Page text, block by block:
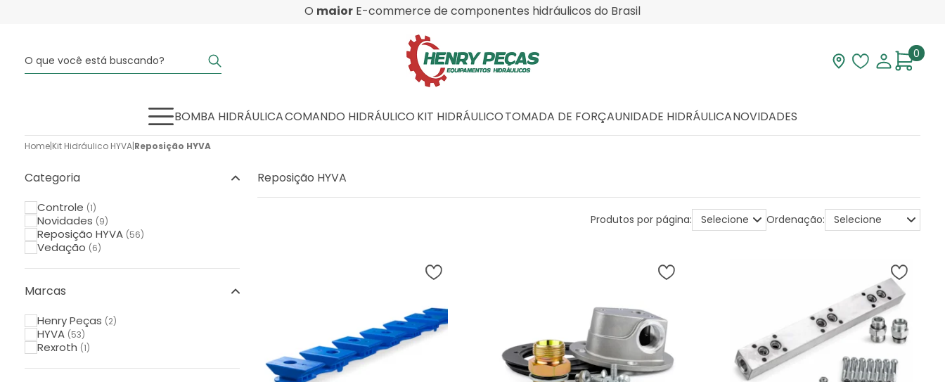
O maior E-commerce de componentes hidráulicos do Brasil
Visite nossa loja
Lista deMinha
0
BOMBA HIDRÁULICACOMANDO HIDRÁULICO KIT HIDRÁULICOTOMADA DE FORÇAUNIDADE HIDRÁULICANOVIDADES
Home|Kit Hidráulico HYVA|Reposição HYVA
Categoria
Controle (1)
Novidades (9)
Reposição HYVA (56)
Vedação (6)
Marcas
Henry Peças (2)
HYVA (53)
Rexroth (1)
Reposição HYVA
Produtos por página: Ordenação: